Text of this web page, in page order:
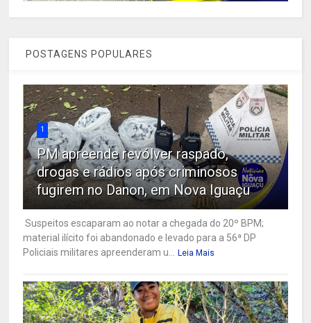
POSTAGENS POPULARES
1
PM apreende revólver raspado,
drogas e rádios após criminosos
fugirem no Danon, em Nova Iguaçu
Suspeitos escaparam ao notar a chegada do 20º BPM;
material ilícito foi abandonado e levado para a 56ª DP
Policiais militares apreenderam u...
Leia Mais